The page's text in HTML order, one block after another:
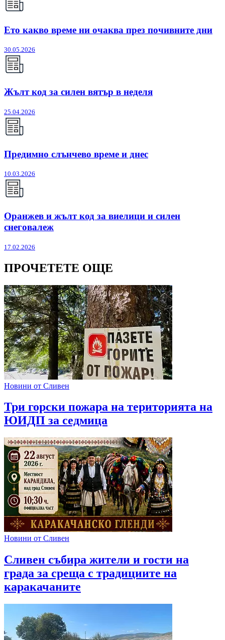
Ето какво време ни очаква през почивните дни
30.05.2026
Жълт код за силен вятър в неделя
25.04.2026
Предимно слънчево време и днес
10.03.2026
Оранжев и жълт код за виелици и силен
снеговалеж
17.02.2026
ПРОЧЕТЕТЕ ОЩЕ
Новини от Сливен
Три горски пожара на територията на
ЮИДП за седмица
Новини от Сливен
Сливен събира жители и гости на
града за среща с традициите на
каракачаните